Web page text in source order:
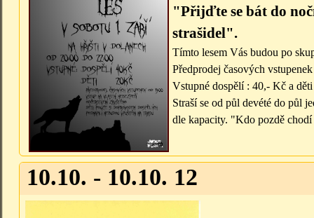
"Přijďte se bát do
strašidel".
Tímto lesem Vás budou po
Předprodej časových
Vstupné dospělí : 40,- Kč a
Straší se od půl devété do půl
dle kapacity. "Kdo pozdě chodí
10.10. - 10.10. 12